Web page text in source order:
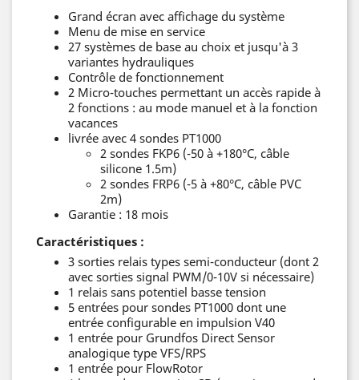
Grand écran avec affichage du système
Menu de mise en service
27 systèmes de base au choix et jusqu'à 3
variantes hydrauliques
Contrôle de fonctionnement
2 Micro-touches permettant un accès rapide à
2 fonctions : au mode manuel et à la fonction
vacances
livrée avec 4 sondes PT1000
2 sondes FKP6 (-50 à +180°C, câble
silicone 1.5m)
2 sondes FRP6 (-5 à +80°C, câble PVC
2m)
Garantie : 18 mois
Caractéristiques :
3 sorties relais types semi-conducteur (dont 2
avec sorties signal PWM/0-10V si nécessaire)
1 relais sans potentiel basse tension
5 entrées pour sondes PT1000 dont une
entrée configurable en impulsion V40
1 entrée pour Grundfos Direct Sensor
analogique type VFS/RPS
1 entrée pour FlowRotor